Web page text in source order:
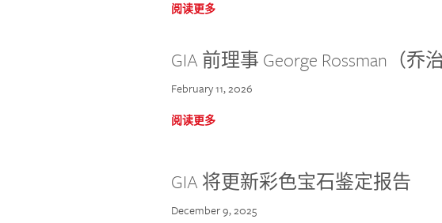
阅读更多
GIA 前理事 George Rossman（
February 11, 2026
阅读更多
GIA 将更新彩色宝石鉴定报告
December 9, 2025